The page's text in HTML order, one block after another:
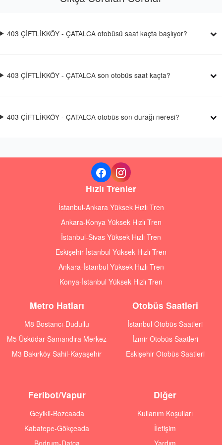
403 ÇİFTLİKKÖY - ÇATALCA otobüsü saat kaçta başlıyor?
403 ÇİFTLİKKÖY - ÇATALCA son otobüs saat kaçta?
403 ÇİFTLİKKÖY - ÇATALCA otobüs son durağı neresi?
Hızlı Trenler
İstanbul-Ankara Yüksek Hızlı Tren
Ankara-Konya Yüksek Hızlı Tren
İstanbul-Sivas Yüksek Hızlı Tren
Eskişehir-İstanbul Yüksek Hızlı Tren
Ankara-İstanbul Yüksek Hızlı Tren
Konya-İstanbul Yüksek Hızlı Tren
Metro Hatları
M8 Bostancı-Dudullu
M5 Üsküdar-Samandıra Merkez
M3 Bakırköy Sahil-Kayaşehir
Otobüs Saatleri
İstanbul Otobüs Saatleri
İzmir Otobüs Saatleri
Eskişehir Otobüs Saatleri
Feribot/Vapur
Geyikli-Bozcaada
Kabatepe-Gökçeada
Bodrum-Datça
Diğer
Kullanım Koşulları
İletişim
Yardım